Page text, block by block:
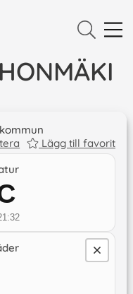
Lägg till favorit